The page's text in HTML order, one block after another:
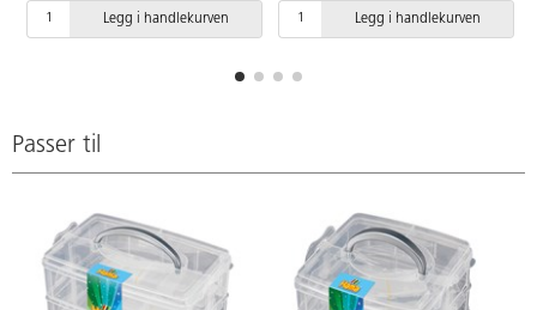
Legg i handlekurven Legg i handlekurven
Passer til